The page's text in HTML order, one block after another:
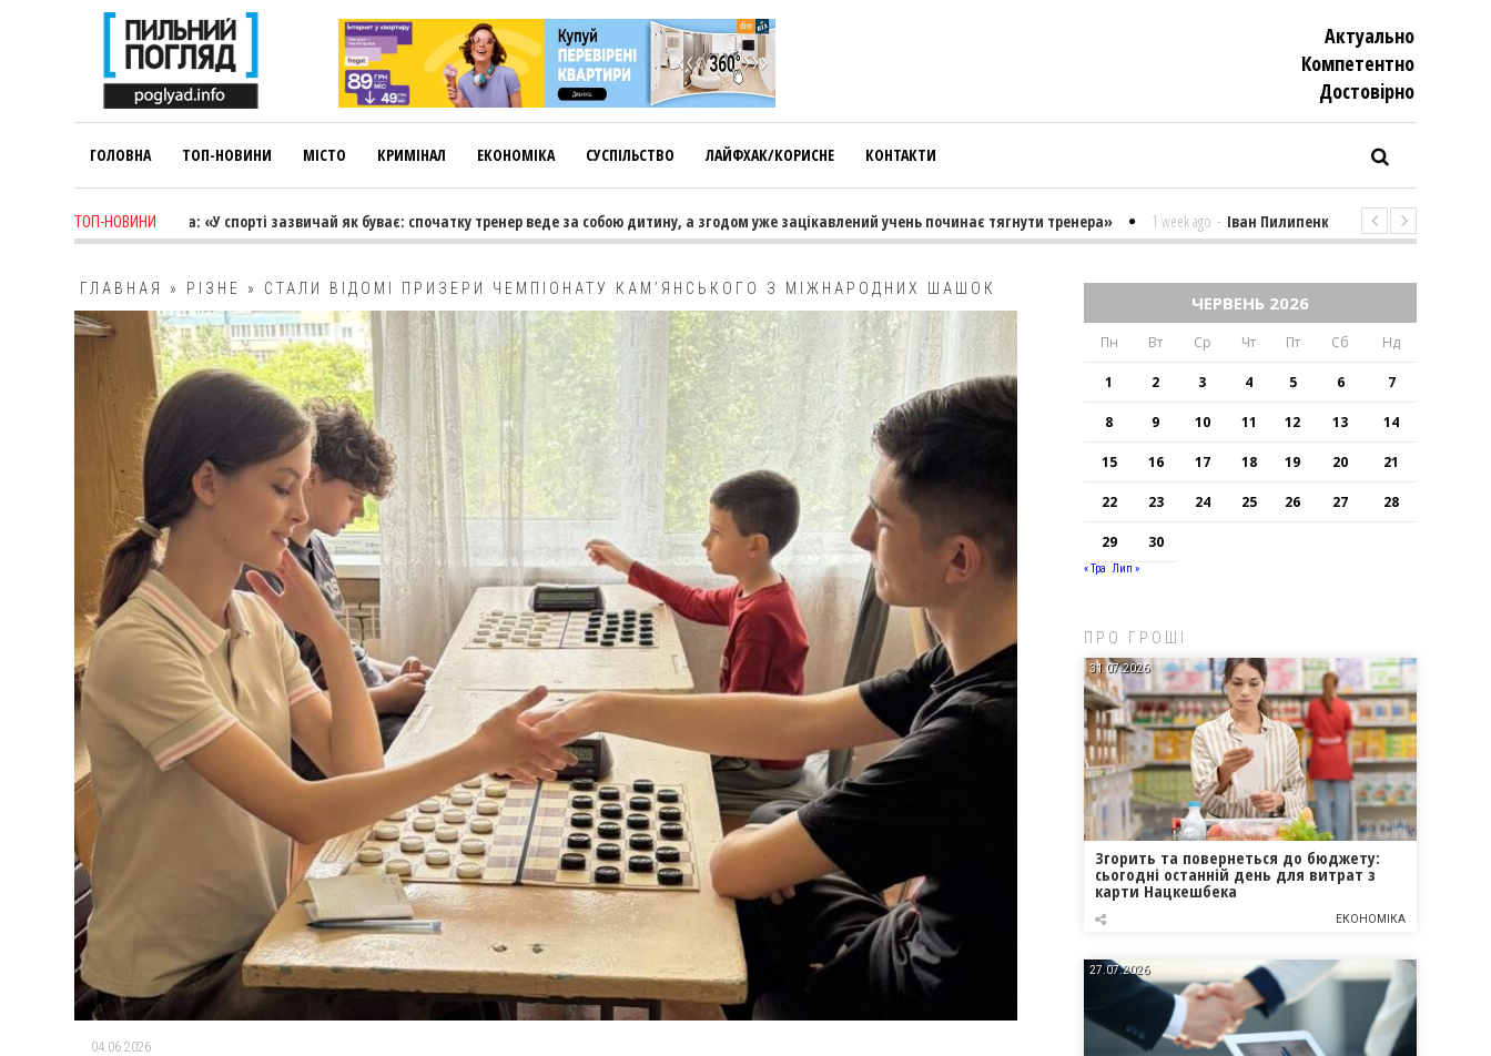
Актуально
Компетентно
Достовiрно
ГОЛОВНА ТОП-НОВИНИ МІСТО КРИМІНАЛ ЕКОНОМІКА СУСПІЛЬСТВО ЛАЙФХАК/КОРИСНЕ КОНТАКТИ
ТОП-НОВИНИ
Лариса Коновалова: «У спорті зазвичай як буває: спочатку тренер веде за собою дитину, а згодом уже зацікавлений учень починає тягнути тренера» 1 week ago - Іван Пилипенко «Найважчими є суто
ГЛАВНАЯ » РІЗНЕ » СТАЛИ ВІДОМІ ПРИЗЕРИ ЧЕМПІОНАТУ КАМ’ЯНСЬКОГО З МІЖНАРОДНИХ ШАШОК
СЕРЕД ГРАВЦІВ ДО 16 РОКІВ
04.06.2026
ЧЕРВЕНЬ 2026
Пн Вт Ср Чт Пт Сб Нд
1 2 3 4 5 6 7
8 9 10 11 12 13 14
15 16 17 18 19 20 21
22 23 24 25 26 27 28
29 30
« Тра Лип »
ПРО ГРОШІ
31.07.2026
Згорить та повернеться до бюджету:
сьогодні останній день для витрат з
карти Нацкешбека
ЕКОНОМІКА
27.07.2026